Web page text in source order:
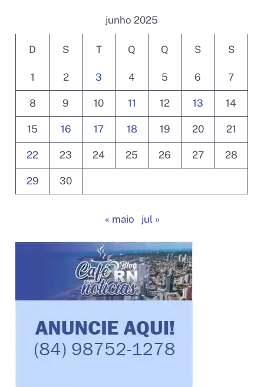
junho 2025
D S T Q Q S S
1 2 3 4 5 6 7
8 9 10 11 12 13 14
15 16 17 18 19 20 21
22 23 24 25 26 27 28
29 30
« maio jul »